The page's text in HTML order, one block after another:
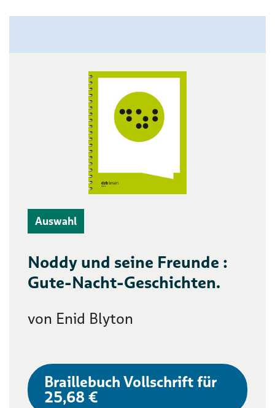
Auswahl
Noddy und seine Freunde :
Gute-Nacht-Geschichten.
von Enid Blyton
Braillebuch Vollschrift für
25,68 €